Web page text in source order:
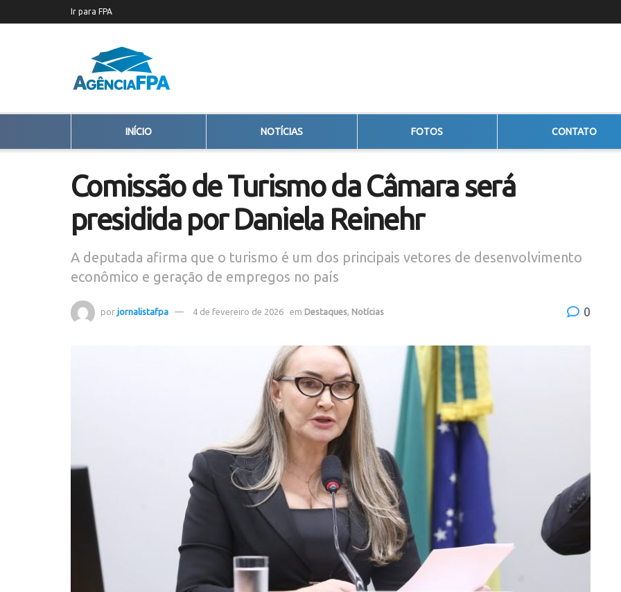
Ir para FPA
INÍCIO NOTÍCIAS FOTOS CONTATO
Comissão de Turismo da Câmara será
presidida por Daniela Reinehr
A deputada afirma que o turismo é um dos principais vetores de desenvolvimento
econômico e geração de empregos no país
por jornalistafpa 4 de fevereiro de 2026 em Destaques Notícias 0